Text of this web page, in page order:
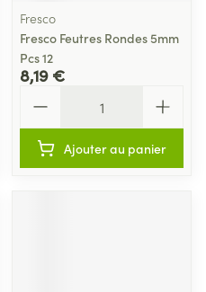
Fresco
Fresco Feutres Rondes 5mm
Pcs 12
8,19 €
Ajouter au panier